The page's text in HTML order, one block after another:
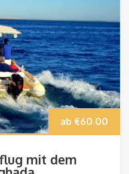
ab €60.00
mit dem